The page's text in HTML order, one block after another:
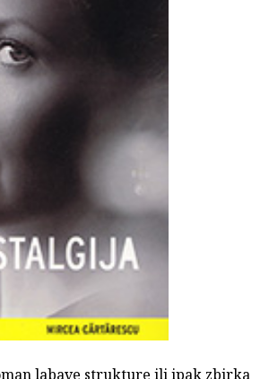
labave strukture ili ipak zbirka